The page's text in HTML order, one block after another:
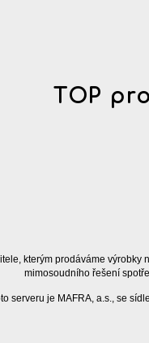
TOP
kterým prodáváme
mimosoudního řešení
serveru je MAFRA, a.s., se